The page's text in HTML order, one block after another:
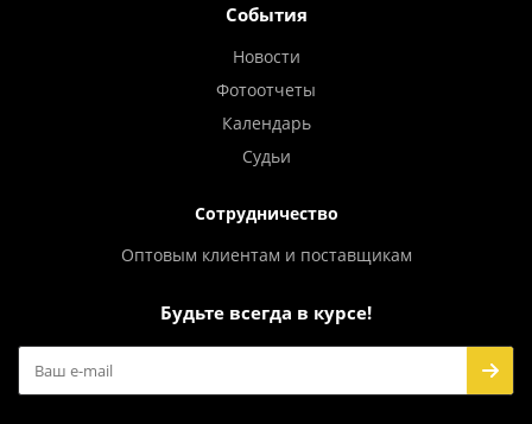
События
Новости
Фотоотчеты
Календарь
Судьи
Сотрудничество
Оптовым клиентам и поставщикам
Будьте всегда в курсе!